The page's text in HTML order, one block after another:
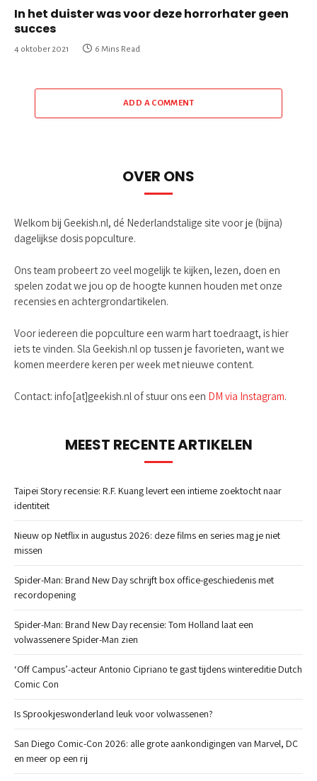
In het duister was voor deze horrorhater geen
succes
4 oktober 2021 6 Mins Read
ADD A COMMENT
OVER ONS
Welkom bij Geekish.nl, dé Nederlandstalige site voor je (bijna)
dagelijkse dosis popculture.
Ons team probeert zo veel mogelijk te kijken, lezen, doen en
spelen zodat we jou op de hoogte kunnen houden met onze
recensies en achtergrondartikelen.
Voor iedereen die popculture een warm hart toedraagt, is hier
iets te vinden. Sla Geekish.nl op tussen je favorieten, want we
komen meerdere keren per week met nieuwe content.
Contact: info[at]geekish.nl of stuur ons een DM via Instagram.
MEEST RECENTE ARTIKELEN
Taipei Story recensie: R.F. Kuang levert een intieme zoektocht naar
identiteit
Nieuw op Netflix in augustus 2026: deze films en series mag je niet
missen
Spider-Man: Brand New Day schrijft box office-geschiedenis met
recordopening
Spider-Man: Brand New Day recensie: Tom Holland laat een
volwassenere Spider-Man zien
‘Off Campus’-acteur Antonio Cipriano te gast tijdens wintereditie Dutch
Comic Con
Is Sprookjeswonderland leuk voor volwassenen?
San Diego Comic-Con 2026: alle grote aankondigingen van Marvel, DC
en meer op een rij